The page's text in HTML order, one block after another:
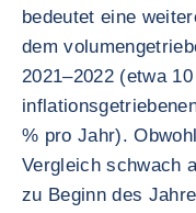
bedeutet eine
dem
2021–2022 (etwa
% pro Jahr).
Vergleich schwach
zu Beginn des